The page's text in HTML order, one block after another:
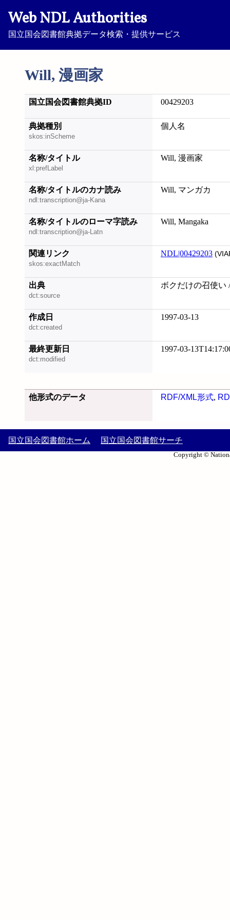
Web NDL Authorities
国立国会図書館典拠データ検索・提供サービス
Will, 漫画家
国立国会図書館典拠ID 00429203
典拠種別
skos:inScheme
個人名
名称/タイトル
xl:prefLabel
Will, 漫画家
名称/タイトルのカナ読み
ndl:transcription@ja-Kana
Will, マンガカ
名称/タイトルのローマ字読み
ndl:transcription@ja-Latn
Will, Mangaka
関連リンク
skos:exactMatch
NDL|00429203
出典
dct:source
ボクだけの召使い
作成日
dct:created
1997-03-13
最終更新日
dct:modified
1997-03-
他形式のデータ RDF/XML形式,
国立国会図書館ホーム 国立国会図書館サーチ
Copyright ©